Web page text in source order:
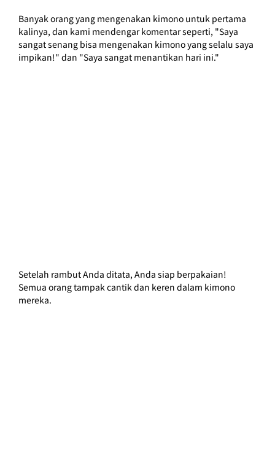
Banyak orang yang mengenakan kimono untuk pertama
kalinya, dan kami mendengar komentar seperti, "Saya
sangat senang bisa mengenakan kimono yang selalu saya
impikan!" dan "Saya sangat menantikan hari ini."
Setelah rambut Anda ditata, Anda siap berpakaian!
Semua orang tampak cantik dan keren dalam kimono
mereka.